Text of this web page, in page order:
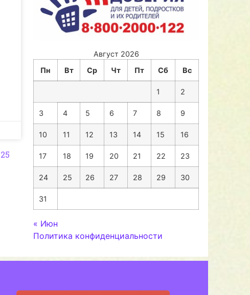
25
Август 2026
Пн
Вт Ср Чт Пт Сб Вс
1 2
3 4 5 6 7 8 9
10 11 12 13 14 15 16
17 18 19 20 21 22 23
24 25 26 27 28 29 30
31
« Июн
Политика конфиденциальности